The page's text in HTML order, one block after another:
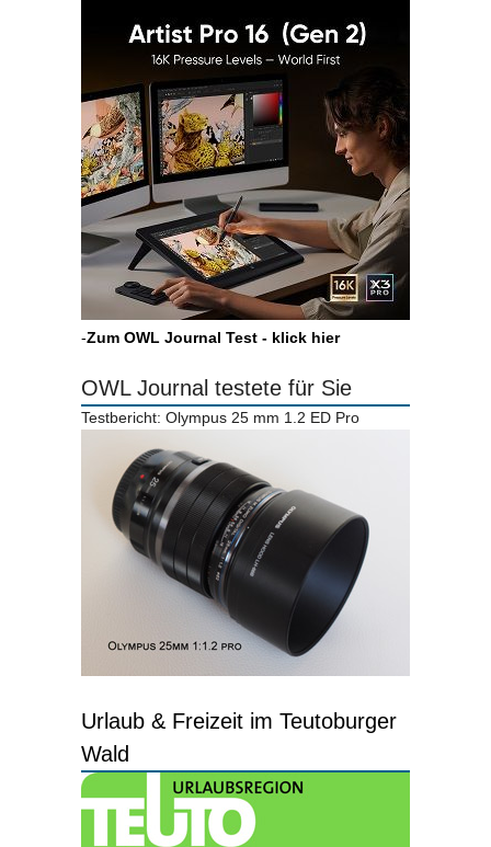
-Zum OWL Journal Test - klick hier
OWL Journal testete für Sie
Testbericht: Olympus 25 mm 1.2 ED Pro
Urlaub & Freizeit im Teutoburger
Wald